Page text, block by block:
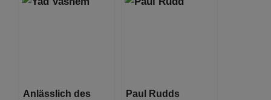
Gedenkprojekt
Anlässlich des
Paul Rudds